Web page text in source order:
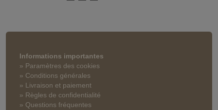
Informations importantes
» Paramètres des cookies
» Conditions générales
» Livraison et paiement
» Règles de confidentialité
» Questions fréquentes